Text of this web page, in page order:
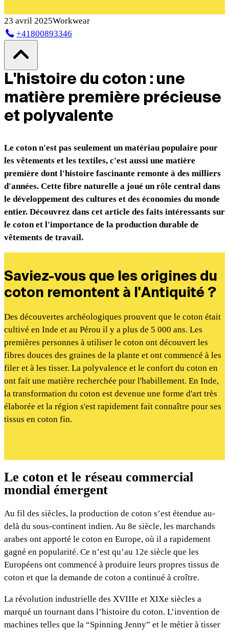
23 avril 2025Workwear
+41800893346
L'histoire du coton : une
matière première précieuse
et polyvalente
Le coton n'est pas seulement un matériau populaire pour
les vêtements et les textiles, c'est aussi une matière
première dont l'histoire fascinante remonte à des milliers
d'années. Cette fibre naturelle a joué un rôle central dans
le développement des cultures et des économies du monde
entier. Découvrez dans cet article des faits intéressants sur
le coton et l'importance de la production durable de
vêtements de travail.
Saviez-vous que les origines du
coton remontent à l'Antiquité ?
Des découvertes archéologiques prouvent que le coton était
cultivé en Inde et au Pérou il y a plus de 5 000 ans. Les
premières personnes à utiliser le coton ont découvert les
fibres douces des graines de la plante et ont commencé à les
filer et à les tisser. La polyvalence et le confort du coton en
ont fait une matière recherchée pour l'habillement. En Inde,
la transformation du coton est devenue une forme d'art très
élaborée et la région s'est rapidement fait connaître pour ses
tissus en coton fin.
Le coton et le réseau commercial
mondial émergent
Au fil des siècles, la production de coton s’est étendue au-
delà du sous-continent indien. Au 8e siècle, les marchands
arabes ont apporté le coton en Europe, où il a rapidement
gagné en popularité. Ce n’est qu’au 12e siècle que les
Européens ont commencé à produire leurs propres tissus de
coton et que la demande de coton a continué à croître.
La révolution industrielle des XVIIIe et XIXe siècles a
marqué un tournant dans l’histoire du coton. L’invention de
machines telles que la “Spinning Jenny” et le métier à tisser